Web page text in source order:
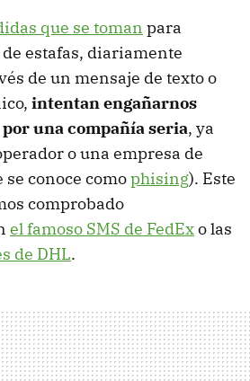
que se toman para
estafas, diariamente
de un mensaje de texto o
intentan engañarnos
una compañía seria, ya
o una empresa de
conoce comophising). Este
comprobado
el famoso SMS de FedExo las
de DHL.